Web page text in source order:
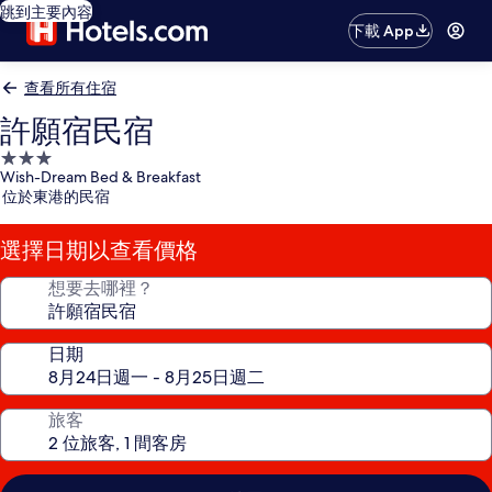
跳到主要內容
下載 App
查看所有住宿
許願宿民宿
3.0
星
級
住
宿
Wish-Dream Bed & Breakfast
位於東港的民宿
選擇日期以查看價格
想要去哪裡？
日期
旅客